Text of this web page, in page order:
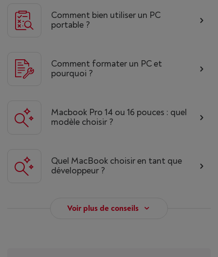
Comment bien utiliser un PC
portable ?
Comment formater un PC et
pourquoi ?
Macbook Pro 14 ou 16 pouces : quel
modèle choisir ?
Quel MacBook choisir en tant que
développeur ?
Voir plus de conseils